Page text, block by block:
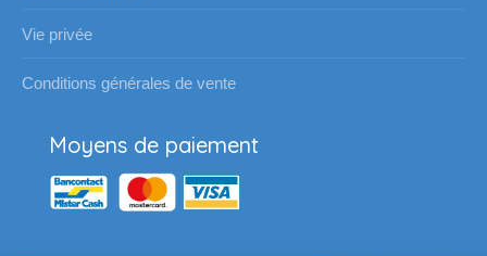
Vie privée
Conditions générales de vente
Moyens de paiement